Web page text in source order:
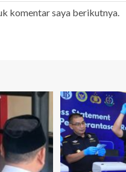
komentar saya berikutnya.